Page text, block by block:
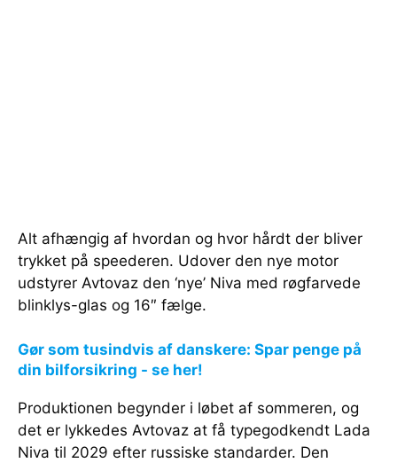
Alt afhængig af hvordan og hvor hårdt der bliver
trykket på speederen. Udover den nye motor
udstyrer Avtovaz den ‘nye’ Niva med røgfarvede
blinklys-glas og 16″ fælge.
Gør som tusindvis af danskere: Spar penge på
din bilforsikring - se her!
Produktionen begynder i løbet af sommeren, og
det er lykkedes Avtovaz at få typegodkendt Lada
Niva til 2029 efter russiske standarder. Den